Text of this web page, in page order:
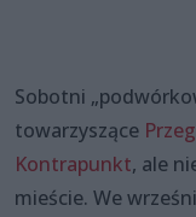
Sobotni
towarzyszące
Kontrapunkt, ale
mieście. We